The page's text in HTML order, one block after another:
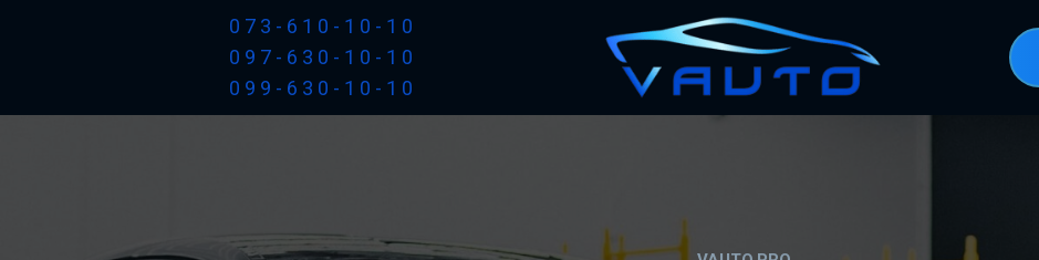
073-610-10-10
097-630-10-10
099-630-10-10